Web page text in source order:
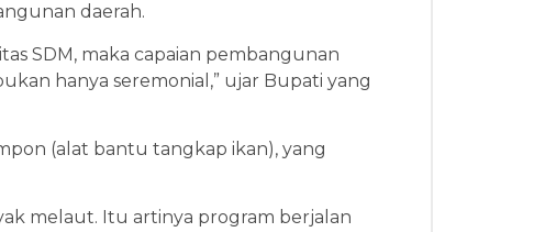
daerah.
SDM, maka capaian pembangunan
hanya seremonial,” ujar Bupati yang
(alat bantu tangkap ikan), yang
melaut. Itu artinya program berjalan